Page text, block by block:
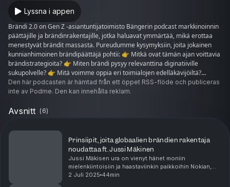
Lyssna i appen
Brändi 2.0 on Gen Z -asiantuntijatoimisto Bängerin podcast markkinoinnin
päättäjille ja brändinrakentajille, jotka haluavat ymmärtää, mikä erottaa
menestyvät brändit massasta. Pureudumme kysymyksiin, joita jokainen
kunnianhimoinen brändipäättäjä pohtii: 👉 Mitkä ovat tämän ajan voittavia
brändistrategioita? 👉 Miten brändi pysyy relevanttina diginatiiville
sukupolvelle? 👉 Mitä voimme oppia eri toimialojen edelläkävijöiltä?
Podcastin hostina toimii Bängerin perustaja ja toimitusjohtaja Eija
Gerlander. Tutustu Bängeriin: www.bangeri.com
Den här podcasten är hämtad från ett öppet RSS-flöde och publiceras
inte av Podme. Den kan innehålla reklam.
Avsnitt (6)
Prinsiipit, joita globaalien brändien rakentaja
noudattaa ft. Jussi Mäkinen
Jussi Mäkisen ura on vienyt hänet moniin
mielenkiintoisiin ja haastaviinkin paikkoihin Nokian,
Rovion ja Varjon markkinoinnin parissa. Vaikka
2 Juli 2025 44min